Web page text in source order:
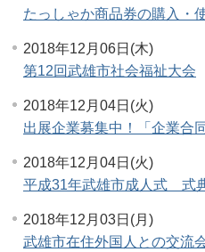
たっしゃか商品券の購入・
2018年12月06日(木)
第12回武雄市社会福祉大会
2018年12月04日(火)
出展企業募集中！「企業合
2018年12月04日(火)
平成31年武雄市成人式 式
2018年12月03日(月)
武雄市在住外国人との交流